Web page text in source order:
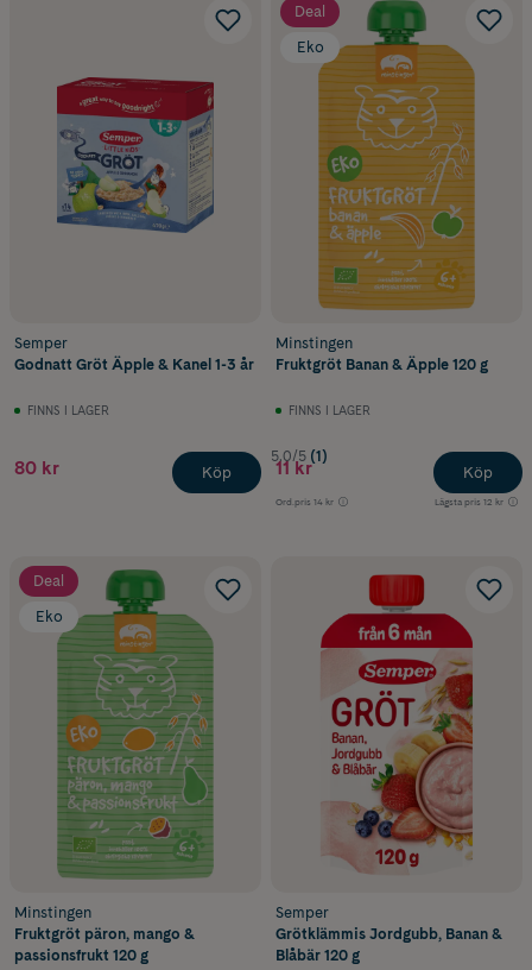
Semper
Godnatt Gröt Äpple & Kanel 1-3 år
FINNS I LAGER
80 kr Köp
Deal
Eko
Minstingen
Fruktgröt Banan & Äpple 120 g
FINNS I LAGER
5.0/5 (1)
11 kr
Ord.pris 14 kr Lägsta pris 12 kr
Köp
Deal
Eko
Minstingen
Fruktgröt päron, mango &
passionsfrukt 120 g
Semper
Grötklämmis Jordgubb, Banan &
Blåbär 120 g